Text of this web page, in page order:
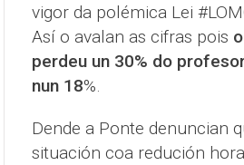
vigor da polémica Lei
Así o avalan as cifras pois
perdeu un 30% do
nun 18%.
Dende a Ponte denuncian
situación coa redución